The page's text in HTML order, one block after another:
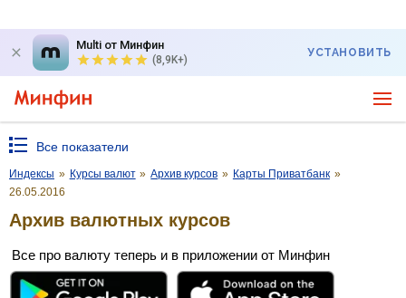
Multi от Минфин
(8,9K+)
УСТАНОВИТЬ
Все показатели
Индексы » Курсы валют » Архив курсов » Карты Приватбанк »
26.05.2016
Архив валютных курсов
Все про валюту теперь и в приложении от Минфин